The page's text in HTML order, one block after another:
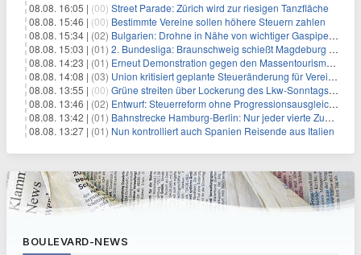
08.08. 16:05 | (00) Street Parade: Zürich wird zur riesigen Tanzfläche
08.08. 15:46 | (00) Bestimmte Vereine sollen höhere Steuern zahlen
08.08. 15:34 | (02) Bulgarien: Drohne in Nähe von wichtiger Gaspipeline explodiert
08.08. 15:03 | (01) 2. Bundesliga: Braunschweig schießt Magdeburg ab
08.08. 14:23 | (01) Erneut Demonstration gegen den Massentourismus auf Mallorca
08.08. 14:08 | (03) Union kritisiert geplante Steueränderung für Vereine
08.08. 13:55 | (00) Grüne streiten über Lockerung des Lkw-Sonntagsfahrverbots
08.08. 13:46 | (02) Entwurf: Steuerreform ohne Progressionsausgleich geplant
08.08. 13:42 | (01) Bahnstrecke Hamburg-Berlin: Nur jeder vierte Zug pünktlich
08.08. 13:27 | (01) Nun kontrolliert auch Spanien Reisende aus Italien
BOULEVARD-NEWS